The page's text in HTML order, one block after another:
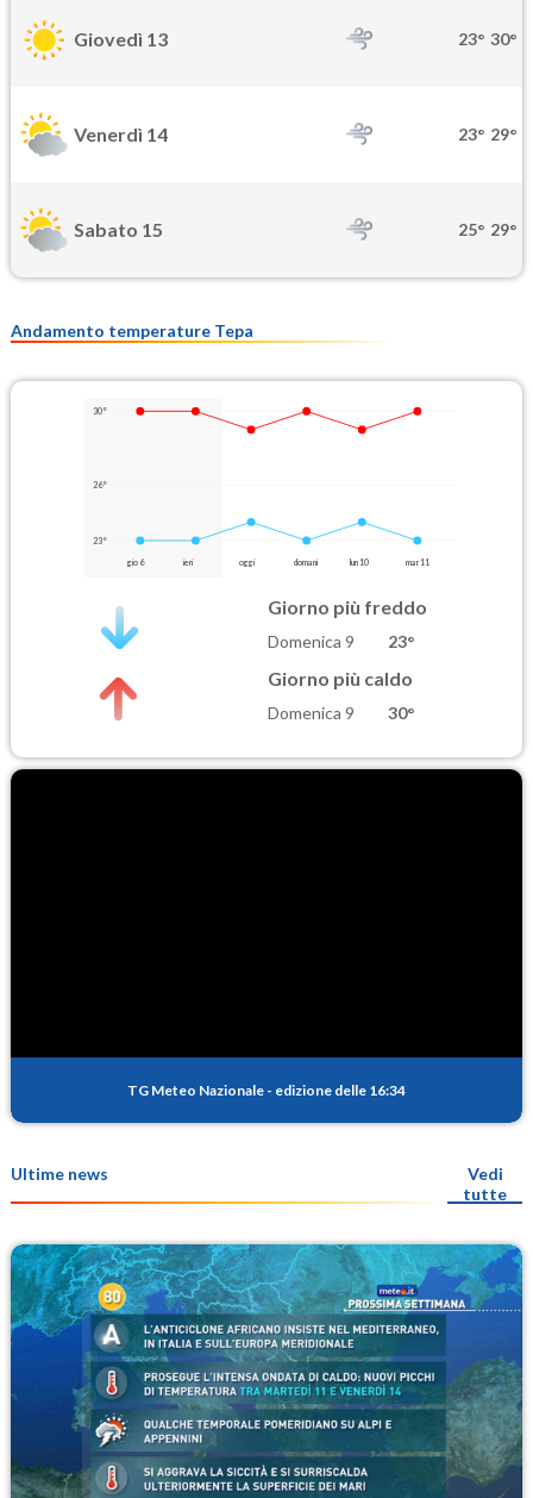
Giovedì 13 23° 30°
Venerdì 14 23° 29°
Sabato 15 25° 29°
Andamento temperature Tepa
30°
26°
23°
gio 6 ieri oggi domani lun 10 mar 11
Giorno più freddo
Domenica 9 23°
Giorno più caldo
Domenica 9 30°
TG Meteo Nazionale - edizione delle 16:34
Ultime news
Vedi
tutte